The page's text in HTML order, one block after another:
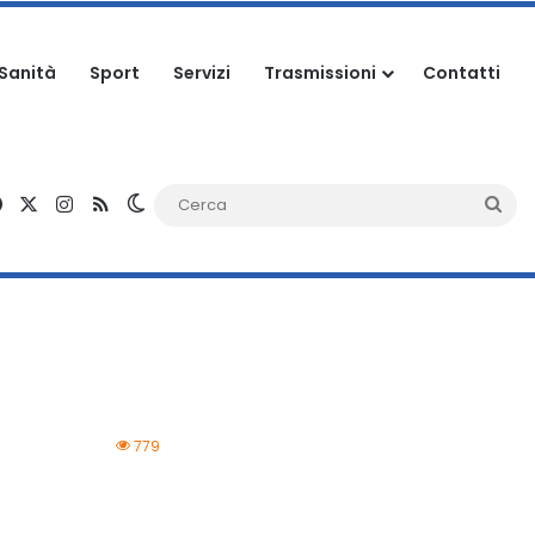
Sport Servizi Trasmissioni Contatti
FacebookInstagram
RSS Cambia aspetto
779